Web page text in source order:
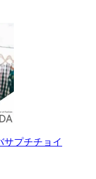
サプチチョイ